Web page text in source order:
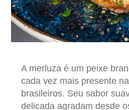
A merluza é um peixe
cada vez mais presente
brasileiros. Seu sabor
delicada agradam desde